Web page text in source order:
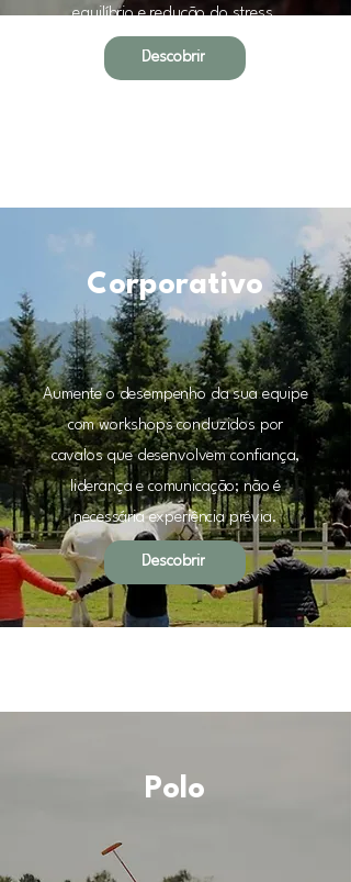
equilíbrio e redução do stress.
Descobrir
Corporativo
Aumente o desempenho da sua equipe
com workshops conduzidos por
cavalos que desenvolvem confiança,
liderança e comunicação; não é
necessária experiência prévia.
Descobrir
Polo